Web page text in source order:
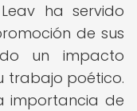
ha servido
de sus
un impacto
trabajo poético.
importancia de